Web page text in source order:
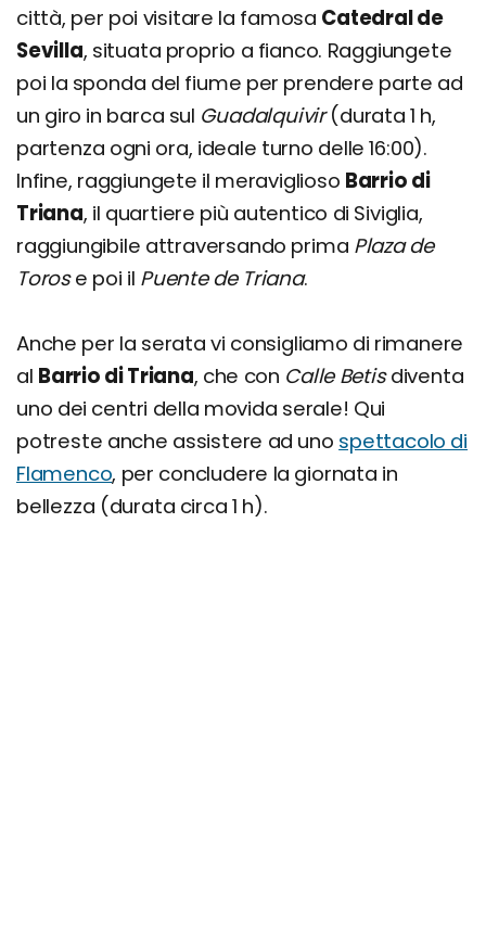
città, per poi visitare la famosa Catedral de
Sevilla, situata proprio a fianco. Raggiungete
poi la sponda del fiume per prendere parte ad
un giro in barca sul Guadalquivir(durata 1 h,
partenza ogni ora, ideale turno delle 16:00).
Infine, raggiungete il meraviglioso Barrio di
Triana, il quartiere più autentico di Siviglia,
raggiungibile attraversando prima Plaza de
Torose poi il Puente de Triana.
Anche per la serata vi consigliamo di rimanere
al Barrio di Triana, che con Calle Betisdiventa
uno dei centri della movida serale! Qui
potreste anche assistere ad uno spettacolo di
Flamenco, per concludere la giornata in
bellezza (durata circa 1 h).